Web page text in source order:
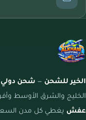
الخير للشحن — شحن دولي
الخليج والشرق الأوسط
عفش يغطي كل مدن